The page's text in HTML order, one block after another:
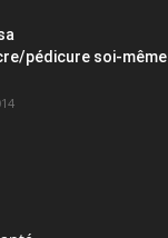
pédicure soi-même